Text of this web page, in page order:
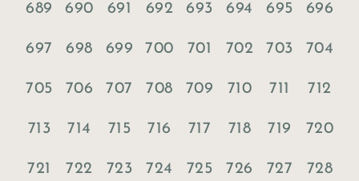
689 690 691 692 693 694 695 696
697 698 699 700 701 702 703 704
705 706 707 708 709 710 711 712
713 714 715 716 717 718 719 720
721 722 723 724 725 726 727 728